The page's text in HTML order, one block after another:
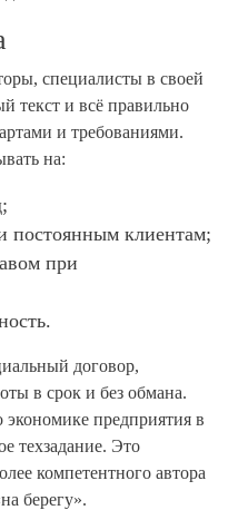
специалисты в своей
текст и всё правильно
и требованиями.
на:
постоянным клиентам;
при
договор,
в срок и без обмана.
экономике предприятия в
техзадание. Это
компетентного автора
берегу».